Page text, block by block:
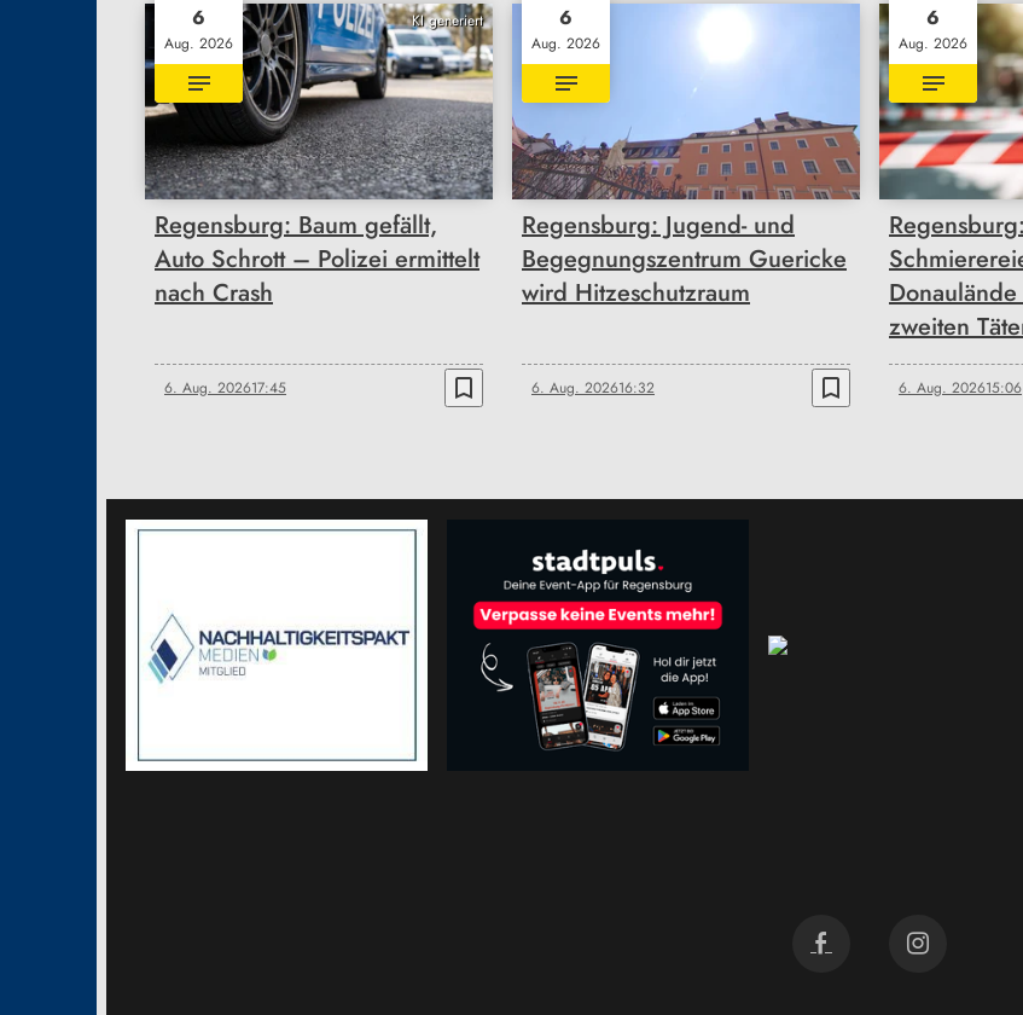
KI generiert
6
Aug. 2026
Regensburg: Baum gefällt,
Auto Schrott – Polizei ermittelt
nach Crash
6. Aug. 202617:45 bookmark_border
6
Aug. 2026
Regensburg: Jugend- und
Begegnungszentrum Guericke
wird Hitzeschutzraum
6. Aug. 202616:32 bookmark_border
6
Aug. 2026
zweiten
6. Aug. 202615:06